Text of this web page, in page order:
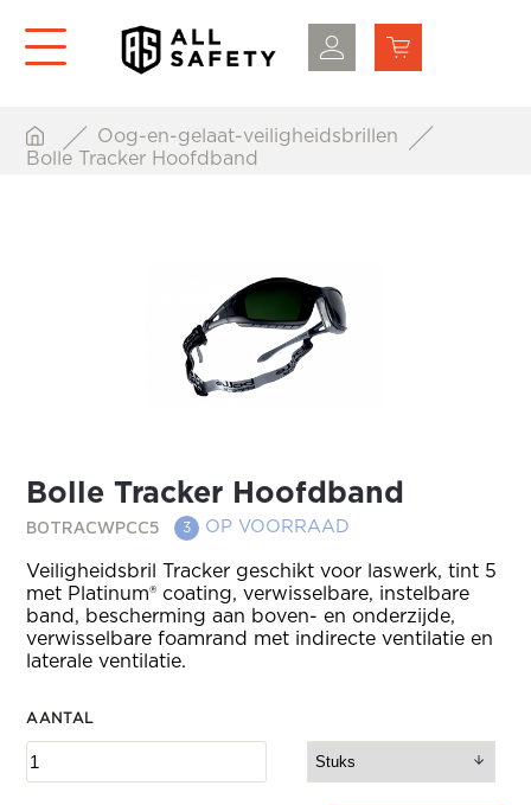
Oog-en-gelaat-veiligheidsbrillen
Bolle Tracker Hoofdband
Bolle Tracker Hoofdband
BOTRACWPCC5 3 OP VOORRAAD
Veiligheidsbril Tracker geschikt voor laswerk, tint 5
met Platinum® coating, verwisselbare, instelbare
band, bescherming aan boven- en onderzijde,
verwisselbare foamrand met indirecte ventilatie en
laterale ventilatie.
AANTAL